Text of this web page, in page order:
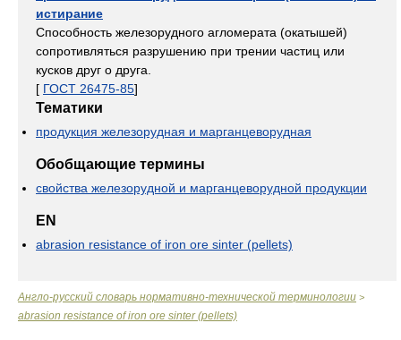
истирание
Способность железорудного агломерата (окатышей)
сопротивляться разрушению при трении частиц или
кусков друг о друга.
[ ГОСТ 26475-85]
Тематики
продукция железорудная и марганцеворудная
Обобщающие термины
свойства железорудной и марганцеворудной продукции
EN
abrasion resistance of iron ore sinter (pellets)
Англо-русский словарь нормативно-технической терминологии >
abrasion resistance of iron ore sinter (pellets)